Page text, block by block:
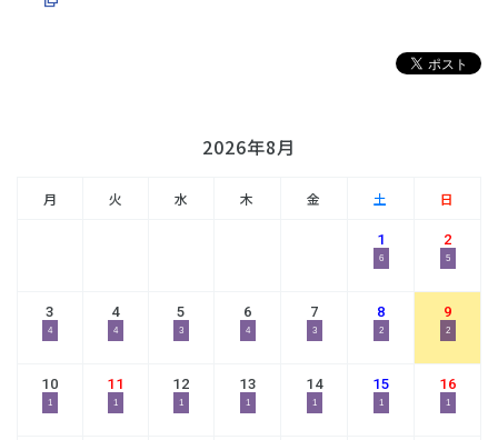
2026年8月
月 火 水 木 金 土 日
1
6
2
5
3
4
4
4
5
3
6
4
7
3
8
2
9
2
10
1
11
1
12
1
13
1
14
1
15
1
16
1